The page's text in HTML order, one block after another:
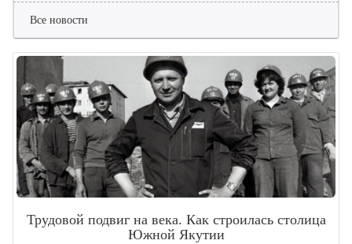
Все новости
Трудовой подвиг на века. Как строилась столица
Южной Якутии